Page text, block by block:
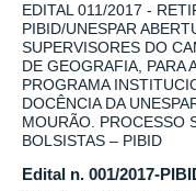
EDITAL 011/2017 -
PIBID/UNESPAR
SUPERVISORES DO
DE GEOGRAFIA, PARA
PROGRAMA
DOCÊNCIA DA
MOURÃO. PROCESSO
BOLSISTAS – PIBID
Edital n. 001/2017-